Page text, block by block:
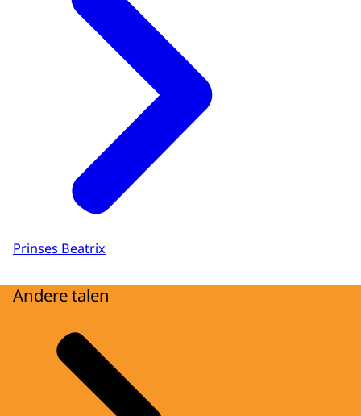
Prinses Beatrix
Andere talen